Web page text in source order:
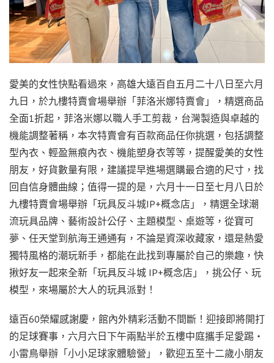
愛美的女性快點看過來，高雄大遠百自五月二十八日至六月
九日，於九樓特賣會場舉辦「菲洛米娜特賣會」，精選商品
全面1折起，菲洛米娜以職人手工剪裁，台灣製造與卓越的
機能調整著稱，本次特賣會有百款商品任你挑選，包括調整
型內衣、輕盈無痕內衣、機能塑身衣等等，提醒愛美的女性
朋友，好貨數量有限，建議提早進場選購最合適的尺寸，找
回自信身體曲線；值得一提的是，六月十一日至七月八日於
九樓特賣會場舉辦「玩具反斗城IP+概念店」，精選全球潮
流玩具品牌、藝術設計公仔、主題模型、桌遊等，從寶可
夢、任天堂到航海王通通有，不論是資深收藏家，還是熱愛
獨特風格的潮玩新手，都能在此找到專屬於自己的樂趣，快
揪好友一起來全新「玩具反斗城 IP+概念店」，挑公仔、玩
模型，來場屬於大人的玩具派對！
遠百60榮耀感謝慶，館內外精彩活動不間斷！迎接即將開打
的足球賽事，六月六日下午兩點半於五樓中庭攜手足愛踢‧
小雷鳥舉辦「小小足球家體驗營」，歡迎五至十二歲小朋友